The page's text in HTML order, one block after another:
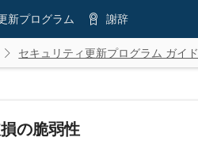
新プログラム  謝辞
 セキュリティ更新プログラム ガイド
の脆弱性